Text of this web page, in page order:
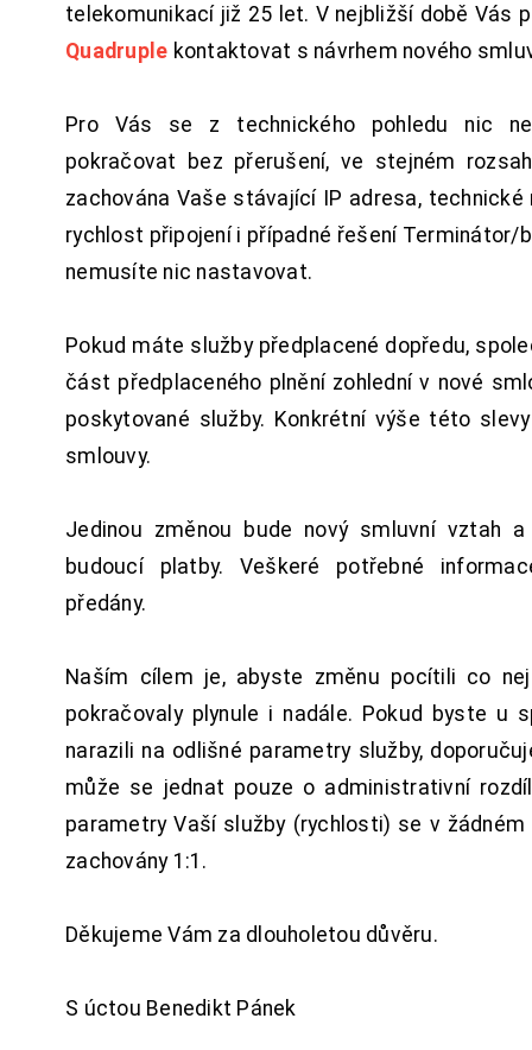
telekomunikací již 25 let. V nejbližší době Vás
Quadruple kontaktovat s návrhem nového
Pro Vás se z technického pohledu nic
pokračovat bez přerušení, ve stejném
zachována Vaše stávající IP adresa, technické
rychlost připojení i případné řešení Terminátor/
nemusíte nic nastavovat.
Pokud máte služby předplacené dopředu,
část předplaceného plnění zohlední v nové
poskytované služby. Konkrétní výše této
smlouvy.
Jedinou změnou bude nový smluvní vztah
budoucí platby. Veškeré potřebné
předány.
Naším cílem je, abyste změnu pocítili co
pokračovaly plynule i nadále. Pokud byste u
narazili na odlišné parametry služby,
může se jednat pouze o administrativní
parametry Vaší služby (rychlosti) se v
zachovány 1:1.
Děkujeme Vám za dlouholetou důvěru.
S úctou Benedikt Pánek